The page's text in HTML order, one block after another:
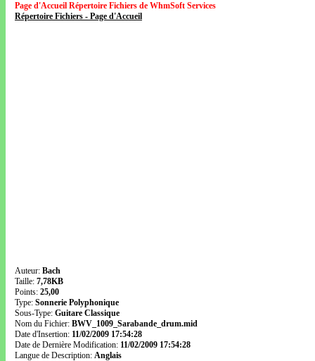
Page d'Accueil Répertoire Fichiers de WhmSoft Services
Répertoire Fichiers - Page d'Accueil
Auteur: Bach
Taille: 7,78KB
Points: 25,00
Type: Sonnerie Polyphonique
Sous-Type: Guitare Classique
Nom du Fichier: BWV_1009_Sarabande_drum.mid
Date d'Insertion: 11/02/2009 17:54:28
Date de Dernière Modification: 11/02/2009 17:54:28
Langue de Description: Anglais